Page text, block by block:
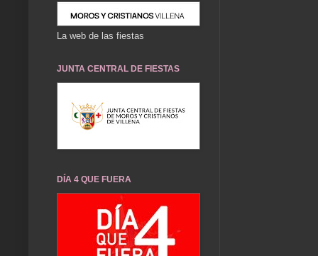
La web de las fiestas
JUNTA CENTRAL DE FIESTAS
DÍA 4 QUE FUERA